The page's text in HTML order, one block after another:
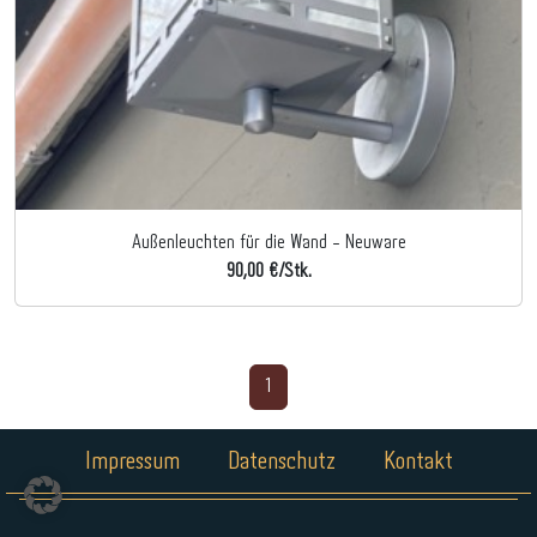
Außenleuchten für die Wand - Neuware
90,00 €/Stk.
Impressum Datenschutz Kontakt